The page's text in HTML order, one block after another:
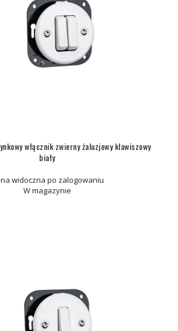
włącznik zwierny żaluzjowy klawiszowy
biały
widoczna po zalogowaniu
W magazynie